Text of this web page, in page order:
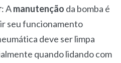
: Amanutenção da bomba é
seu funcionamento
deve ser limpa
quando lidando com